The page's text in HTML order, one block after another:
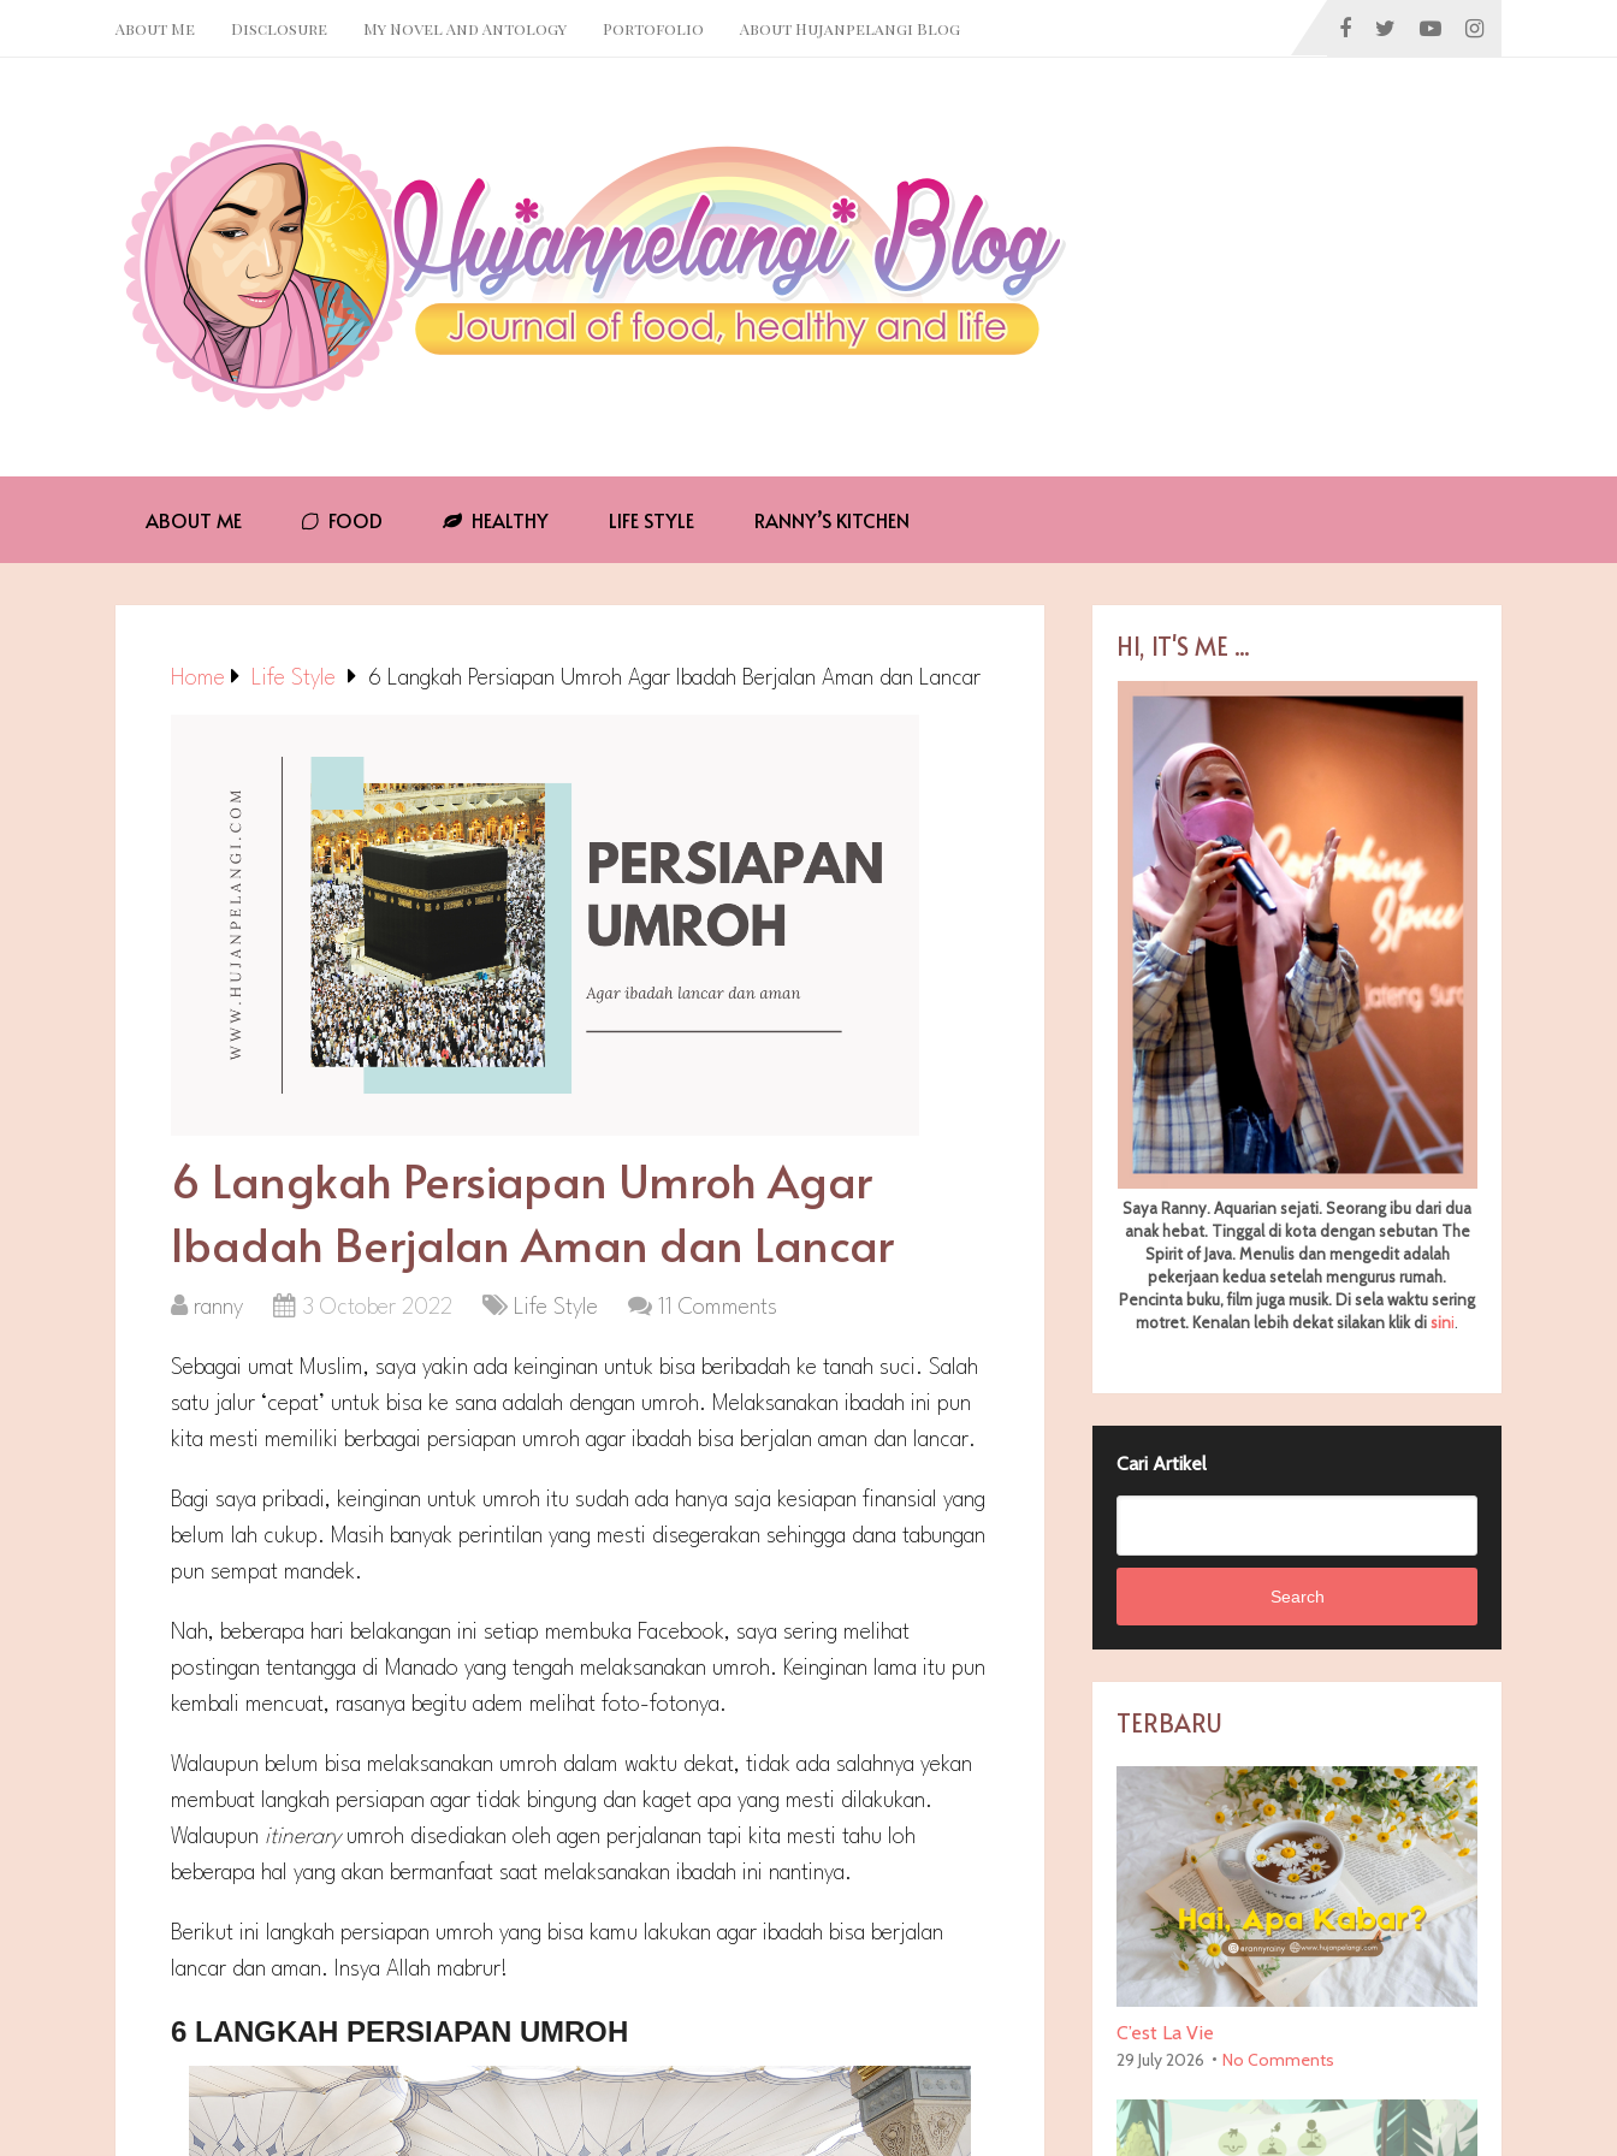
About Me Disclosure My Novel And Antology Portofolio About Hujanpelangi Blog
ABOUT ME FOOD HEALTHY LIFE STYLE RANNY’S KITCHEN
Home Life Style 6 Langkah Persiapan Umroh Agar Ibadah Berjalan Aman dan Lancar
6 Langkah Persiapan Umroh Agar
Ibadah Berjalan Aman dan Lancar
ranny 3 October 2022 Life Style 11 Comments
Sebagai umat Muslim, saya yakin ada keinginan untuk bisa beribadah ke tanah suci. Salah
satu jalur ‘cepat’ untuk bisa ke sana adalah dengan umroh. Melaksanakan ibadah ini pun
kita mesti memiliki berbagai persiapan umroh agar ibadah bisa berjalan aman dan lancar.
Bagi saya pribadi, keinginan untuk umroh itu sudah ada hanya saja kesiapan finansial yang
belum lah cukup. Masih banyak perintilan yang mesti disegerakan sehingga dana tabungan
pun sempat mandek.
Nah, beberapa hari belakangan ini setiap membuka Facebook, saya sering melihat
postingan tentangga di Manado yang tengah melaksanakan umroh. Keinginan lama itu pun
kembali mencuat, rasanya begitu adem melihat foto-fotonya.
Walaupun belum bisa melaksanakan umroh dalam waktu dekat, tidak ada salahnya yekan
membuat langkah persiapan agar tidak bingung dan kaget apa yang mesti dilakukan.
Walaupun itinerary umroh disediakan oleh agen perjalanan tapi kita mesti tahu loh
beberapa hal yang akan bermanfaat saat melaksanakan ibadah ini nantinya.
Berikut ini langkah persiapan umroh yang bisa kamu lakukan agar ibadah bisa berjalan
lancar dan aman. Insya Allah mabrur!
6 LANGKAH PERSIAPAN UMROH
HI, IT'S ME ...
Saya Ranny. Aquarian sejati. Seorang ibu dari dua
anak hebat. Tinggal di kota dengan sebutan The
Spirit of Java. Menulis dan mengedit adalah
pekerjaan kedua setelah mengurus rumah.
Pencinta buku, film juga musik. Di sela waktu sering
motret.Kenalan lebih dekat silakan klik disini
Cari Artikel
Search
TERBARU
C’est La Vie
29 July 2026 No Comments